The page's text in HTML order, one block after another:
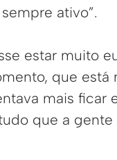
ativo”.
estar muito
que está
mais ficar
que a